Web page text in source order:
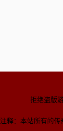
拒绝盗版
注释：本站所有的